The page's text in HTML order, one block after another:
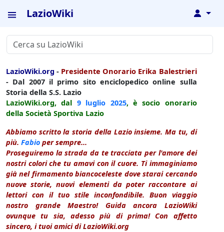
LazioWiki ↓
LazioWiki.org - Presidente Onorario Erika Balestrieri
- Dal 2007 il primo sito enciclopedico online sulla
Storia della S.S. Lazio
LazioWiki.org, dal 9 luglio 2025, è socio onorario
della Società Sportiva Lazio
Abbiamo scritto la storia della Lazio insieme. Ma tu, di
più. Fabio per sempre...
Proseguiremo la strada da te tracciata per l'amore dei
nostri colori che tu amavi con il cuore. Ti immaginiamo
già nel firmamento biancoceleste dove starai cercando
nuove storie, nuovi elementi da poter raccontare ai
lettori con il tuo stile inconfondibile. Buon viaggio
nostro grande Maestro! Guida ancora LazioWiki
ovunque tu sia, adesso più di prima! Con affetto
sincero, i tuoi amici di LazioWiki.org